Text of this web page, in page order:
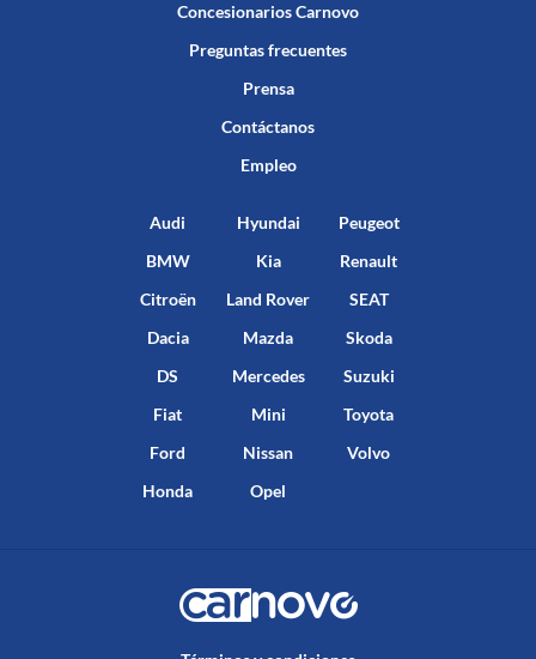
Concesionarios Carnovo
Preguntas frecuentes
Prensa
Contáctanos
Empleo
Audi
BMW
Citroën
Dacia
DS
Fiat
Ford
Honda
Hyundai
Kia
Land Rover
Mazda
Mercedes
Mini
Nissan
Opel
Peugeot
Renault
SEAT
Skoda
Suzuki
Toyota
Volvo